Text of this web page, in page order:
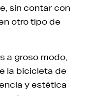
sin contar con
otro tipo de
a groso modo,
la bicicleta de
y estética